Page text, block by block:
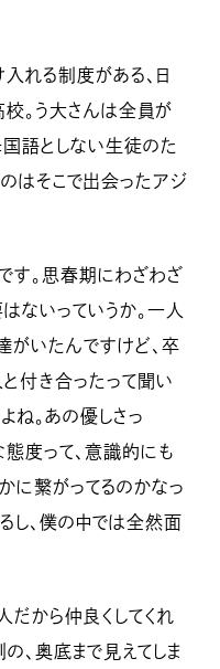
れる制度がある、日
。う大さんは全員が
語としない生徒のた
はそこで出会ったアジ
す。思春期にわざわざ
ないっていうか。一人
がいたんですけど、卒
付き合ったって聞い
ね。あの優しさっ
度って、意識的にも
に繋がってるのかなっ
し、僕の中では全然面
だから仲良くしてくれ
、奥底まで見えてしま